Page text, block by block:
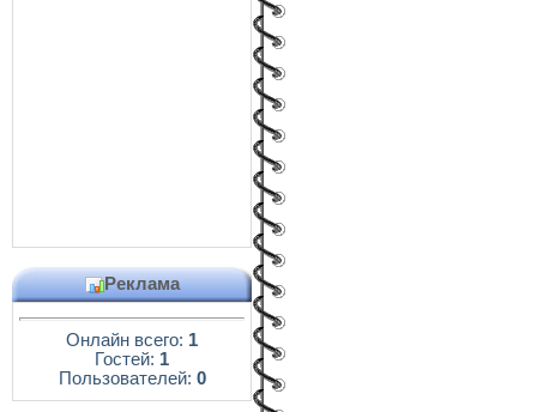
Реклама
Онлайн всего: 1
Гостей: 1
Пользователей: 0